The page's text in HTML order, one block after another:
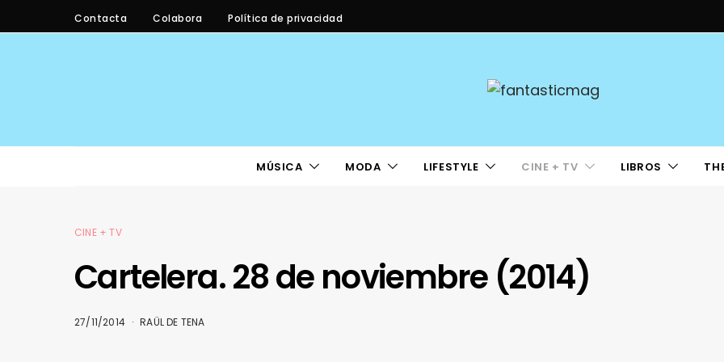
Contacta Colabora Política de privacidad
MÚSICA MODA LIFESTYLE CINE + TV LIBROS
CINE + TV
Cartelera. 28 de noviembre (2014)
27/11/2014 RAÜL DE TENA